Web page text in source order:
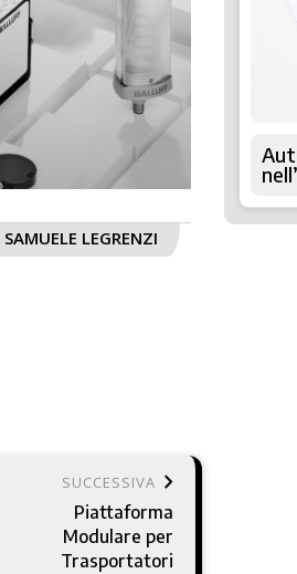
SAMUELE LEGRENZI
SUCCESSIVA keyboard_arrow_right
Piattaforma
Modulare per
Trasportatori